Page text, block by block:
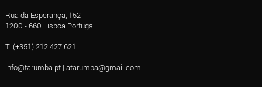
Rua da Esperança, 152
1200 - 660 Lisboa Portugal
T. (+351) 212 427 621
info@tarumba.pt| atarumba@gmail.com